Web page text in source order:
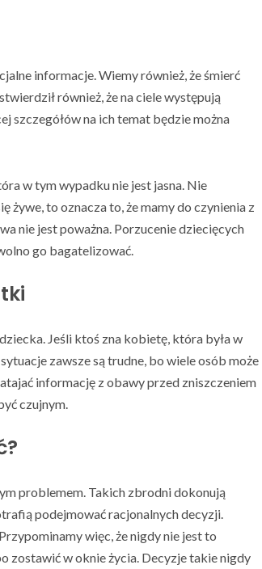
informacje. Wiemy również, że śmierć
również, że na ciele występują
szczegółów na ich temat będzie można
w tym wypadku nie jest jasna. Nie
żywe, to oznacza to, że mamy do czynienia z
nie jest poważna. Porzucenie dziecięcych
go bagatelizować.
Jeśli ktoś zna kobietę, która była w
zawsze są trudne, bo wiele osób może
informację z obawy przed zniszczeniem
czujnym.
problemem. Takich zbrodni dokonują
podejmować racjonalnych decyzji.
więc, że nigdy nie jest to
zostawić w oknie życia. Decyzje takie nigdy